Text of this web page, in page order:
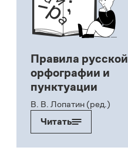
Правила русской
орфографии и
пунктуации
В. В. Лопатин (ред.)
Читать